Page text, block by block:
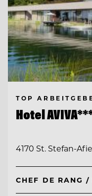
TOP
Hotel
4170 St. Stefan-